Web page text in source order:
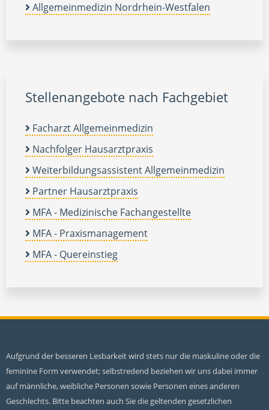
Allgemeinmedizin Nordrhein-Westfalen
Stellenangebote nach Fachgebiet
Facharzt Allgemeinmedizin
Nachfolger Hausarztpraxis
Weiterbildungsassistent Allgemeinmedizin
Partner Hausarztpraxis
MFA - Medizinische Fachangestellte
MFA - Praxismanagement
MFA - Quereinstieg
Aufgrund der besseren Lesbarkeit wird stets nur die maskuline oder die
feminine Form verwendet; selbstredend beziehen wir uns dabei immer
auf männliche, weibliche Personen sowie Personen eines anderen
Geschlechts. Bitte beachten auch Sie die geltenden gesetzlichen